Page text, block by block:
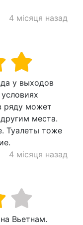
4 місяця назад
у выходов
ряду может
места.
Туалеты тоже
4 місяця назад
Вьетнам.